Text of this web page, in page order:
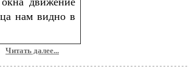
нам видно в
Читать далее...